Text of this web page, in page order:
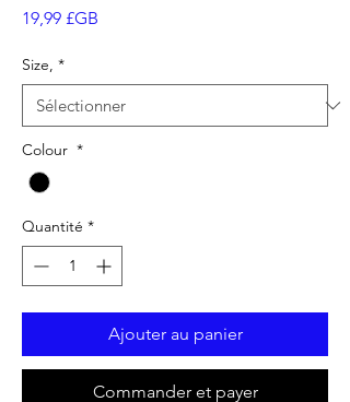
19,99 £GB
Size, *
Colour *
Quantité *
Ajouter au panier
Commander et payer